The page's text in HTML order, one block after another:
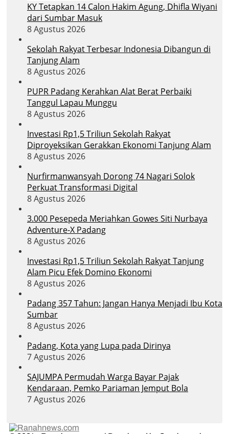
KY Tetapkan 14 Calon Hakim Agung, Dhifla Wiyani
dari Sumbar Masuk
8 Agustus 2026
Sekolah Rakyat Terbesar Indonesia Dibangun di
Tanjung Alam
8 Agustus 2026
PUPR Padang Kerahkan Alat Berat Perbaiki
Tanggul Lapau Munggu
8 Agustus 2026
Investasi Rp1,5 Triliun Sekolah Rakyat
Diproyeksikan Gerakkan Ekonomi Tanjung Alam
8 Agustus 2026
Nurfirmanwansyah Dorong 74 Nagari Solok
Perkuat Transformasi Digital
8 Agustus 2026
3.000 Pesepeda Meriahkan Gowes Siti Nurbaya
Adventure-X Padang
8 Agustus 2026
Investasi Rp1,5 Triliun Sekolah Rakyat Tanjung
Alam Picu Efek Domino Ekonomi
8 Agustus 2026
Padang 357 Tahun: Jangan Hanya Menjadi Ibu Kota
Sumbar
8 Agustus 2026
Padang, Kota yang Lupa pada Dirinya
7 Agustus 2026
SAJUMPA Permudah Warga Bayar Pajak
Kendaraan, Pemko Pariaman Jemput Bola
7 Agustus 2026